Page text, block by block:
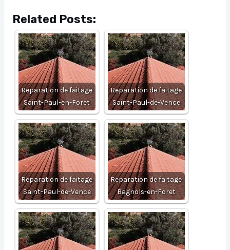
Related Posts:
Reparation de faitage
Saint-Paul-en-Foret
Reparation de faitage
Saint-Paul-de-Vence
Reparation de faitage
Saint-Paul-de-Vence
Reparation de faitage
Bagnols-en-Foret